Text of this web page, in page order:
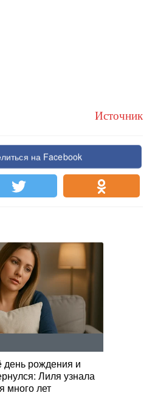
Источник
на Facebook
день рождения и
Лиля узнала
много лет